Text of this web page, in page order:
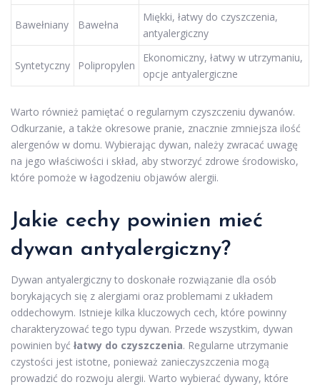
Bawełniany Bawełna
Miękki, łatwy do czyszczenia,
antyalergiczny
Syntetyczny Polipropylen
Ekonomiczny, łatwy w utrzymaniu,
opcje antyalergiczne
Warto również pamiętać o regularnym czyszczeniu dywanów.
Odkurzanie, a także okresowe pranie, znacznie zmniejsza ilość
alergenów w domu. Wybierając dywan, należy zwracać uwagę
na jego właściwości i skład, aby stworzyć zdrowe środowisko,
które pomoże w łagodzeniu objawów alergii.
Jakie cechy powinien mieć
dywan antyalergiczny?
Dywan antyalergiczny to doskonałe rozwiązanie dla osób
borykających się z alergiami oraz problemami z układem
oddechowym. Istnieje kilka kluczowych cech, które powinny
charakteryzować tego typu dywan. Przede wszystkim, dywan
powinien być łatwy do czyszczenia. Regularne utrzymanie
czystości jest istotne, ponieważ zanieczyszczenia mogą
prowadzić do rozwoju alergii. Warto wybierać dywany, które